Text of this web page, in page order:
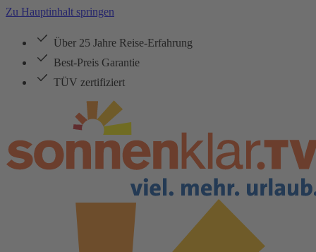
Zu Hauptinhalt springen
Über 25 Jahre Reise-Erfahrung
Best-Preis Garantie
TÜV zertifiziert